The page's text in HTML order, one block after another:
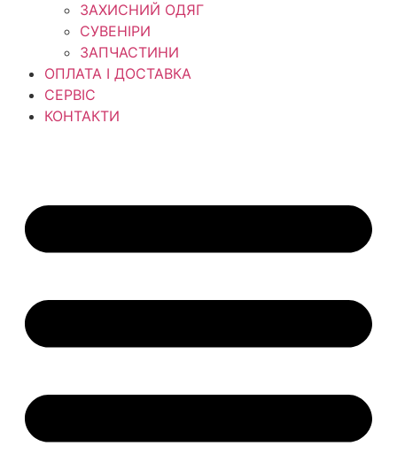
ЗАХИСНИЙ ОДЯГ
СУВЕНІРИ
ЗАПЧАСТИНИ
ОПЛАТА І ДОСТАВКА
СЕРВІС
КОНТАКТИ